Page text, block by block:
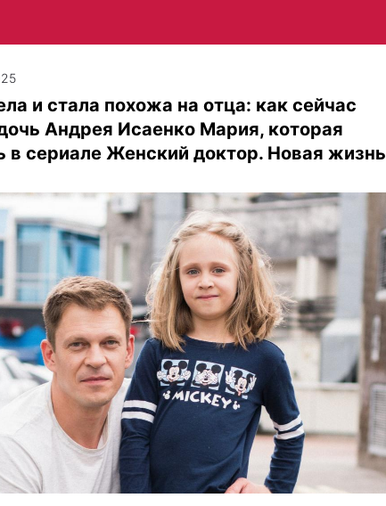
и стала похожа на отца: как сейчас
Андрея Исаенко Мария, которая
в сериале Женский доктор. Новая жизнь